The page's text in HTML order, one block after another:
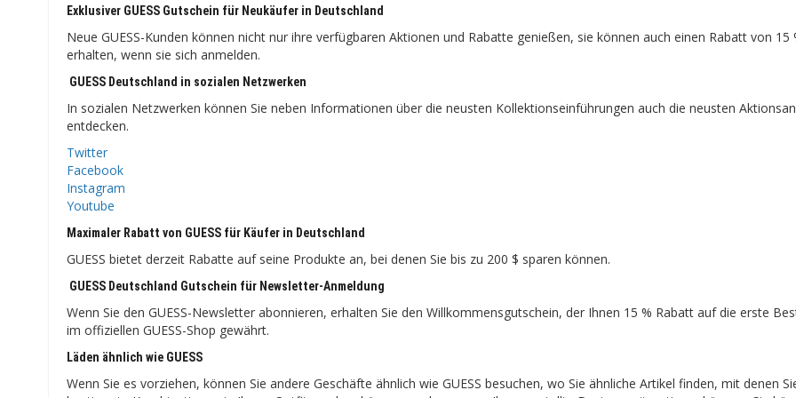
Exklusiver GUESS Gutschein für Neukäufer in Deutschland
Neue GUESS-Kunden können nicht nur ihre verfügbaren Aktionen und Rabatte genießen, sie können auch einen Rabatt von 15
erhalten, wenn sie sich anmelden.
GUESS Deutschland in sozialen Netzwerken
In sozialen Netzwerken können Sie neben Informationen über die neusten Kollektionseinführungen auch die neusten
entdecken.
Twitter
Facebook
Instagram
Youtube
Maximaler Rabatt von GUESS für Käufer in Deutschland
GUESS bietet derzeit Rabatte auf seine Produkte an, bei denen Sie bis zu 200 $ sparen können.
GUESS Deutschland Gutschein für Newsletter-Anmeldung
Wenn Sie den GUESS-Newsletter abonnieren, erhalten Sie den Willkommensgutschein, der Ihnen 15 % Rabatt auf die erste
im offiziellen GUESS-Shop gewährt.
Läden ähnlich wie GUESS
Wenn Sie es vorziehen, können Sie andere Geschäfte ähnlich wie GUESS besuchen, wo Sie ähnliche Artikel finden, mit denen